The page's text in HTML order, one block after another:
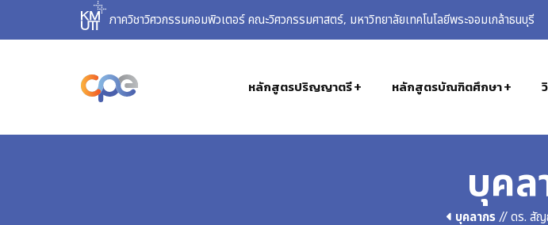
ภาควิชาวิศวกรรมคอมพิวเตอร์ คณะวิศวกรรมศาสตร์, มหาวิทยาลัยเทคโนโลยีพระจอมเกล้าธนบุรี
หลักสูตรปริญญาตรี หลักสูตรบัณฑิตศึกษา
บุคล
บุคลากร// ดร. สัญ